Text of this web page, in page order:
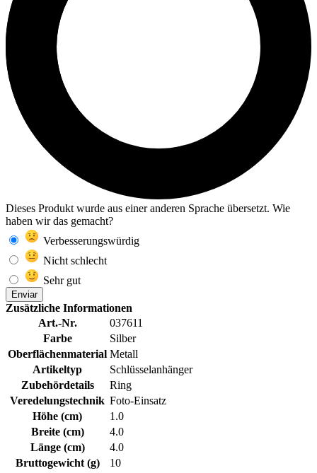
Dieses Produkt wurde aus einer anderen Sprache übersetzt. Wie
haben wir das gemacht?
Verbesserungswürdig
Nicht schlecht
Sehr gut
Enviar
Zusätzliche Informationen
Art.-Nr.
037611
Farbe
Silber
Oberflächenmaterial Metall
Artikeltyp
Schlüsselanhänger
Zubehördetails
Ring
Veredelungstechnik Foto-Einsatz
Höhe (cm)
1.0
Breite (cm)
4.0
Länge (cm)
4.0
Bruttogewicht (g)
10